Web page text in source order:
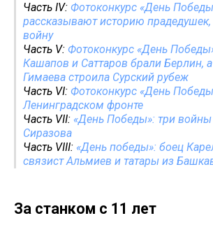
Часть IV: Фотоконкурс «День
рассказывают историю
войну
Часть V: Фотоконкурс «День
Кашапов и Саттаров брали Берлин,
Гимаева строила Сурский рубеж
Часть VI: Фотоконкурс «День
Ленинградском фронте
Часть VII: «День Победы»: три
Сиразова
Часть VIII: «День победы»: боец
связист Альмиев и татары из
За станком с 11 лет